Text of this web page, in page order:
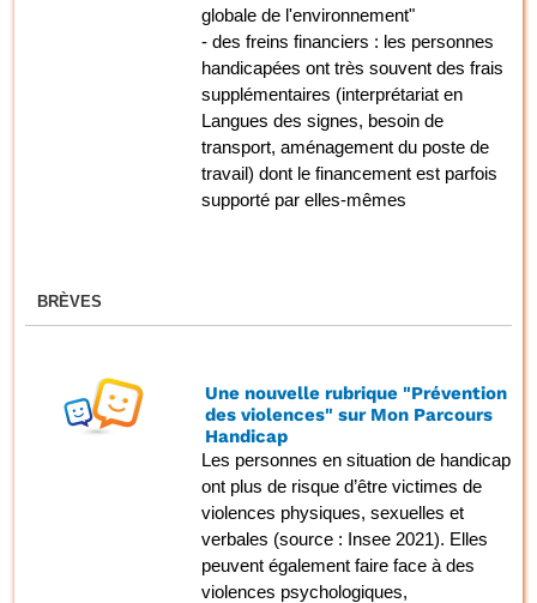
globale de l'environnement"
- des freins financiers : les personnes
handicapées ont très souvent des frais
supplémentaires (interprétariat en
Langues des signes, besoin de
transport, aménagement du poste de
travail) dont le financement est parfois
supporté par elles-mêmes
BRÈVES
Une nouvelle rubrique "Prévention
des violences" sur Mon Parcours
Handicap
Les personnes en situation de handicap
ont plus de risque d’être victimes de
violences physiques, sexuelles et
verbales (source : Insee 2021). Elles
peuvent également faire face à des
violences psychologiques,